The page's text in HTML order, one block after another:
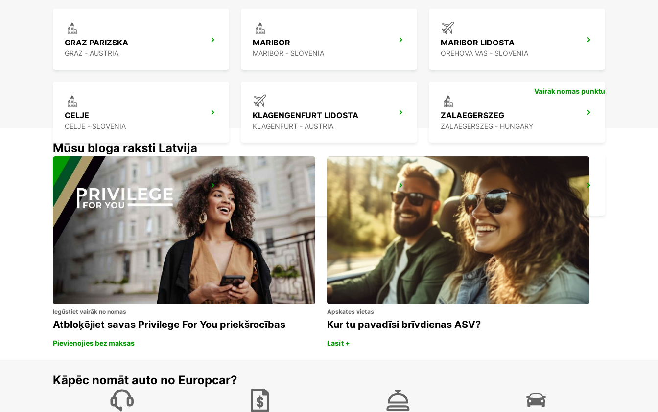
GRAZ PARIZSKA
GRAZ - AUSTRIA
MARIBOR
MARIBOR - SLOVENIA
MARIBOR LIDOSTA
OREHOVA VAS - SLOVENIA
CELJE
CELJE - SLOVENIA
KLAGENGENFURT LIDOSTA
KLAGENFURT - AUSTRIA
ZALAEGERSZEG
ZALAEGERSZEG - HUNGARY
LUBLANA LIDOSTA
ZGORNJI BRNIK AERODROM - SLOVENIA
BLED
BLED - SLOVENIA LJUBLJANA - SLOVENIA
Vairāk nomas punktu
Mūsu bloga raksti Latvija
Iegūstiet vairāk no nomas
Atbloķējiet savas Privilege For You priekšrocības
Pievienojies bez maksas
Apskates vietas
Kur tu pavadīsi brīvdienas ASV?
Lasīt +
Kāpēc nomāt auto no Europcar?